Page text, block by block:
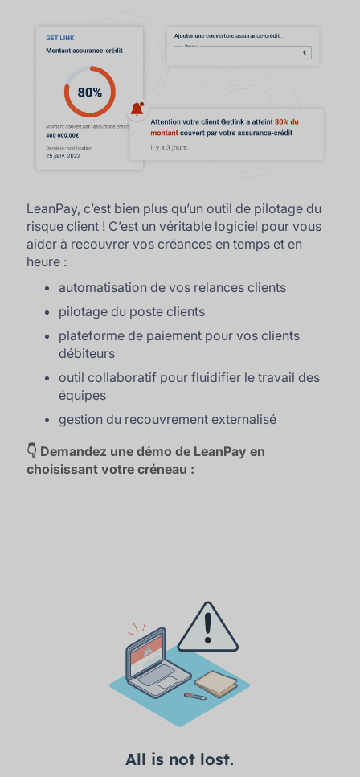
LeanPay, c’est bien plus qu’un outil de pilotage du
risque client ! C’est un véritable logiciel pour vous
aider à recouvrer vos créances en temps et en
heure :
automatisation de vos relances clients
pilotage du poste clients
plateforme de paiement pour vos clients
débiteurs
outil collaboratif pour fluidifier le travail des
équipes
gestion du recouvrement externalisé
👇 Demandez une démo de LeanPay en
choisissant votre créneau :